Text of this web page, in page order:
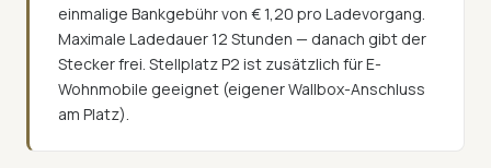
einmalige Bankgebühr von € 1,20 pro Ladevorgang.
Maximale Ladedauer 12 Stunden — danach gibt der
Stecker frei. Stellplatz P2 ist zusätzlich für E-
Wohnmobile geeignet (eigener Wallbox-Anschluss
am Platz).